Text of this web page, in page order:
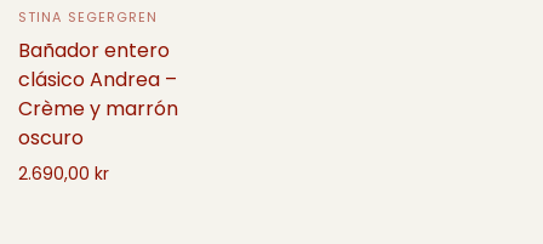
STINA SEGERGREN
Bañador entero
clásico Andrea –
Crème y marrón
oscuro
2.690,00 kr